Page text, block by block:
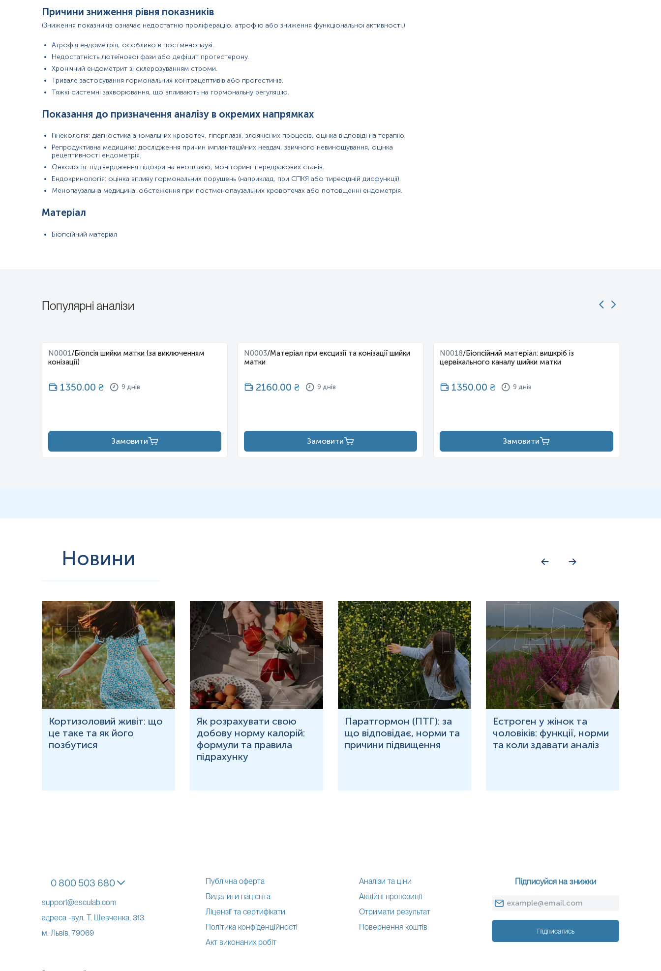
Причини зниження рівня показників
(Зниження показників означає недостатню проліферацію, атрофію або зниження функціональної активності.)
Атрофія ендометрія, особливо в постменопаузі.
Недостатність лютеїнової фази або дефіцит прогестерону.
Хронічний ендометрит зі склерозуванням строми.
Тривале застосування гормональних контрацептивів або прогестинів.
Тяжкі системні захворювання, що впливають на гормональну регуляцію.
Показання до призначення аналізу в окремих напрямках
Гінекологія: діагностика аномальних кровотеч, гіперплазії, злоякісних процесів, оцінка відповіді на терапію.
Репродуктивна медицина: дослідження причин імплантаційних невдач, звичного невиношування, оцінка
рецептивності ендометрія.
Онкологія: підтвердження підозри на неоплазію, моніторинг передракових станів.
Ендокринологія: оцінка впливу гормональних порушень (наприклад, при СПКЯ або тиреоїдній дисфункції).
Менопаузальна медицина: обстеження при постменопаузальних кровотечах або потовщенні ендометрія.
Матеріал
Біопсійний матеріал
Популярні аналізи
N0001/Біопсія шийки матки (за виключенням
конізації)
1350.00 ₴ 9 днів
Замовити
N0003/Матеріал при ексцизії та конізації шийки
матки
2160.00 ₴ 9 днів
Замовити
N0018/Біопсійний матеріал: вишкріб із
цервікального каналу шийки матки
1350.00 ₴ 9 днів
Замовити
Новини
Кортизоловий живіт: що
це таке та як його
позбутися
Як розрахувати свою
добову норму калорій:
формули та правила
підрахунку
Паратгормон (ПТГ): за
що відповідає, норми та
причини підвищення
Естроген у жінок та
чоловіків: функції, норми
та коли здавати аналіз
0 800 503 680
support@esculab.com
адреса -вул. Т. Шевченка, 313
м. Львів, 79069
Публічна оферта
Видалити пацієнта
Ліцензії та сертифікати
Політика конфіденційності
Акт виконаних робіт
Аналізи та ціни
Акційні пропозиції
Отримати результат
Повернення коштів
Підписуйся на знижки
Підписатись